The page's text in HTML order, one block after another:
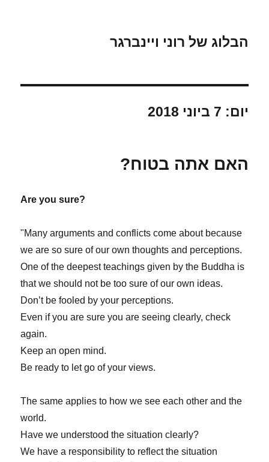
הבלוג של רוני ויינברגר
יום: 7 ביוני 2018
האם אתה בטוח?
Are you sure?
"Many arguments and conflicts come about because
we are so sure of our own thoughts and perceptions.
One of the deepest teachings given by the Buddha is
that we should not be too sure of our own ideas.
Don’t be fooled by your perceptions.
Even if you are sure you are seeing clearly, check
again.
Keep an open mind.
Be ready to let go of your views.
The same applies to how we see each other and the
world.
Have we understood the situation clearly?
We have a responsibility to reflect the situation